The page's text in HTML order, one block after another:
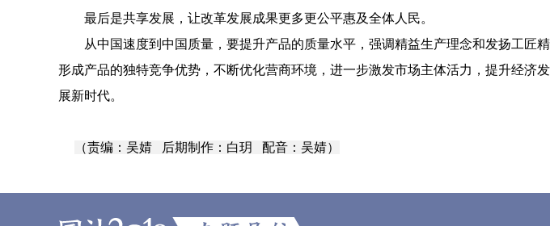
最后是共享发展，让改革发展成果更多更公平惠及全体人民。
从中国速度到中国质量，要提升产品的质量水平，强调精益生产理念和发扬工匠
形成产品的独特竞争优势，不断优化营商环境，进一步激发市场主体活力，提升经济
展新时代。
（责编：吴婧 后期制作：白玥 配音：吴婧）